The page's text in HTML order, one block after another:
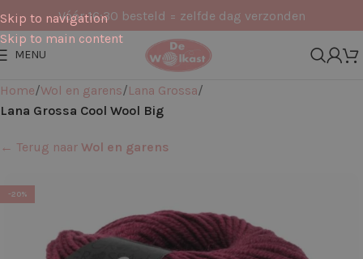
Skip to navigation
Skip to main content
Vóór 16:30 besteld = zelfde dag verzonden
MENU
Home Wol en garens Lana Grossa
Lana Grossa Cool Wool Big
← Terug naar Wol en garens
-20%